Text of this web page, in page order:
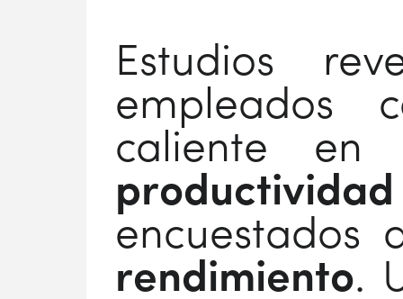
Estudios
empleados
caliente
productividad
encuestados
rendimiento.